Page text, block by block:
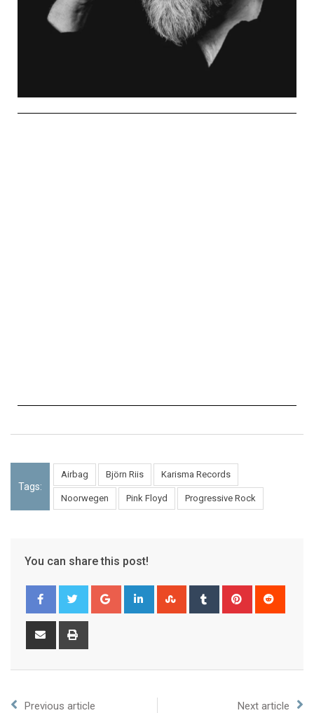
Tags:
Airbag Björn Riis Karisma Records
Noorwegen Pink Floyd Progressive Rock
You can share this post!
Previous article Next article